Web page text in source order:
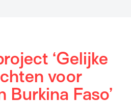
‘Gelijke
voor
Burkina Faso’